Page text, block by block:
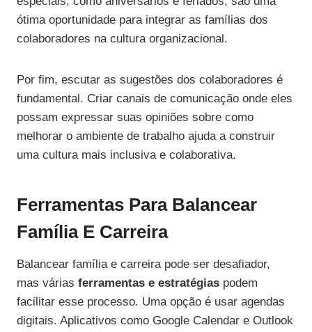
ótima oportunidade para integrar as famílias dos
colaboradores na cultura organizacional.
Por fim, escutar as sugestões dos colaboradores é
fundamental. Criar canais de comunicação onde eles
possam expressar suas opiniões sobre como
melhorar o ambiente de trabalho ajuda a construir
uma cultura mais inclusiva e colaborativa.
Ferramentas Para Balancear
Família E Carreira
Balancear família e carreira pode ser desafiador,
mas várias ferramentas e estratégias podem
facilitar esse processo. Uma opção é usar agendas
digitais. Aplicativos como Google Calendar e Outlook